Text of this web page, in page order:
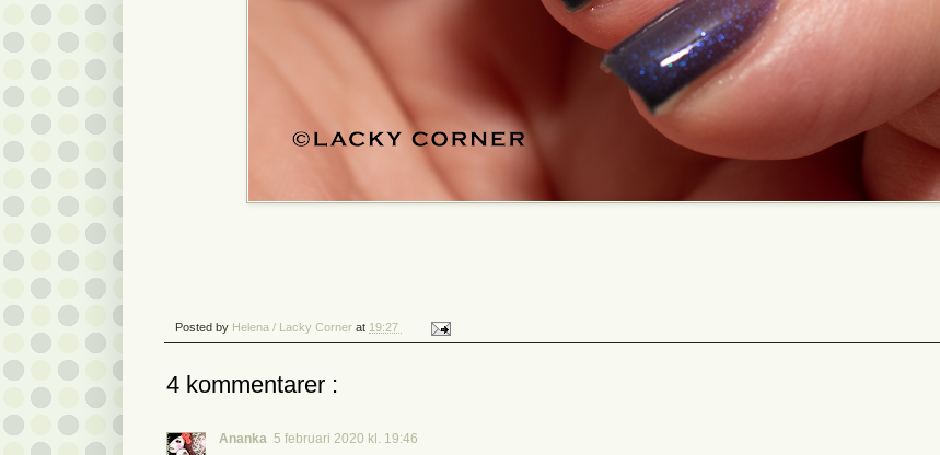
Posted by Helena / Lacky Corner at 19:27
4 kommentarer :
Ananka 5 februari 2020 kl. 19:46